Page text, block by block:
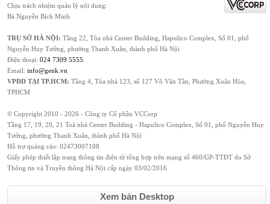
Chịu trách nhiệm quản lý nội dung:
Bà Nguyễn Bích Minh
TRỤ SỞ HÀ NỘI: Tầng 22, Tòa nhà Center Building, Hapulico Complex, Số 01, phố
Nguyễn Huy Tưởng, phường Thanh Xuân, thành phố Hà Nội
Điện thoại: 024 7309 5555
Email: info@genk.vn
VPĐD TẠI TP.HCM: Tầng 4, Tòa nhà 123, số 127 Võ Văn Tần, Phường Xuân Hòa,
TPHCM
© Copyright 2010 - 2026 - Công ty Cổ phần VCCorp
Tầng 17, 19, 20, 21 Toà nhà Center Building - Hapulico Complex, Số 01, phố Nguyễn Huy
Tưởng, phường Thanh Xuân, thành phố Hà Nội
Hỗ trợ quảng cáo: 02473007108
Giấy phép thiết lập trang thông tin điện tử tổng hợp trên mạng số 460/GP-TTĐT do Sở
Thông tin và Truyền thông Hà Nội cấp ngày 03/02/2016
Xem bản Desktop